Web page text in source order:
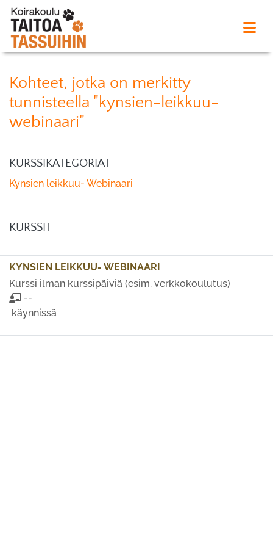
Kohteet, jotka on merkitty
tunnisteella "kynsien-leikkuu-
webinaari"
KURSSIKATEGORIAT
Kynsien leikkuu- Webinaari
KURSSIT
KYNSIEN LEIKKUU- WEBINAARI
Kurssi ilman kurssipäiviä (esim. verkkokoulutus)
--
käynnissä